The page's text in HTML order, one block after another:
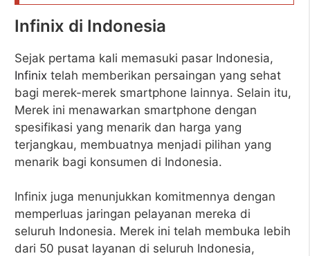
Infinix di Indonesia
Sejak pertama kali memasuki pasar Indonesia,
Infinix telah memberikan persaingan yang sehat
bagi merek-merek smartphone lainnya. Selain itu,
Merek ini menawarkan smartphone dengan
spesifikasi yang menarik dan harga yang
terjangkau, membuatnya menjadi pilihan yang
menarik bagi konsumen di Indonesia.
Infinix juga menunjukkan komitmennya dengan
memperluas jaringan pelayanan mereka di
seluruh Indonesia. Merek ini telah membuka lebih
dari 50 pusat layanan di seluruh Indonesia,